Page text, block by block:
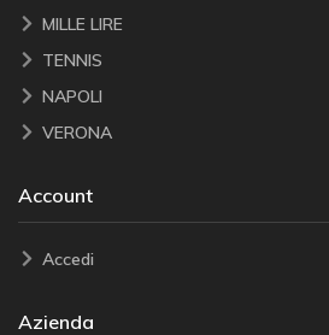
MILLE LIRE
TENNIS
NAPOLI
VERONA
Account
Accedi
Azienda